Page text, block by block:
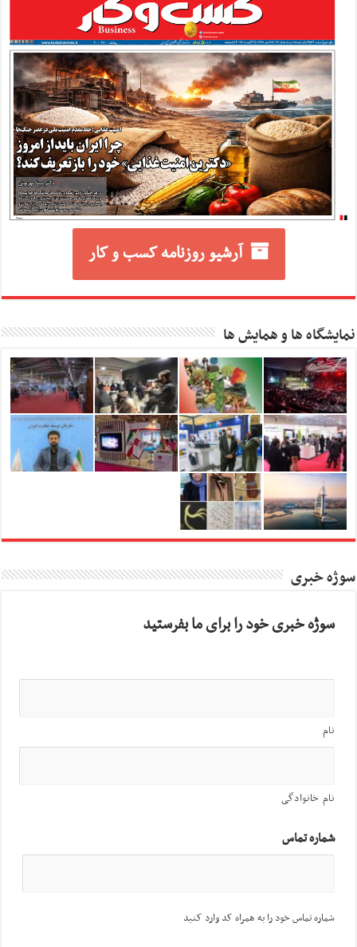
آرشیو روزنامه کسب و کار
نمایشگاه ها و همایش ها
سوژه خبری
سوژه خبری خود را برای ما بفرستید
نام
نام خانوادگی
شماره تماس
شماره تماس خود را به همراه کد وارد کنید